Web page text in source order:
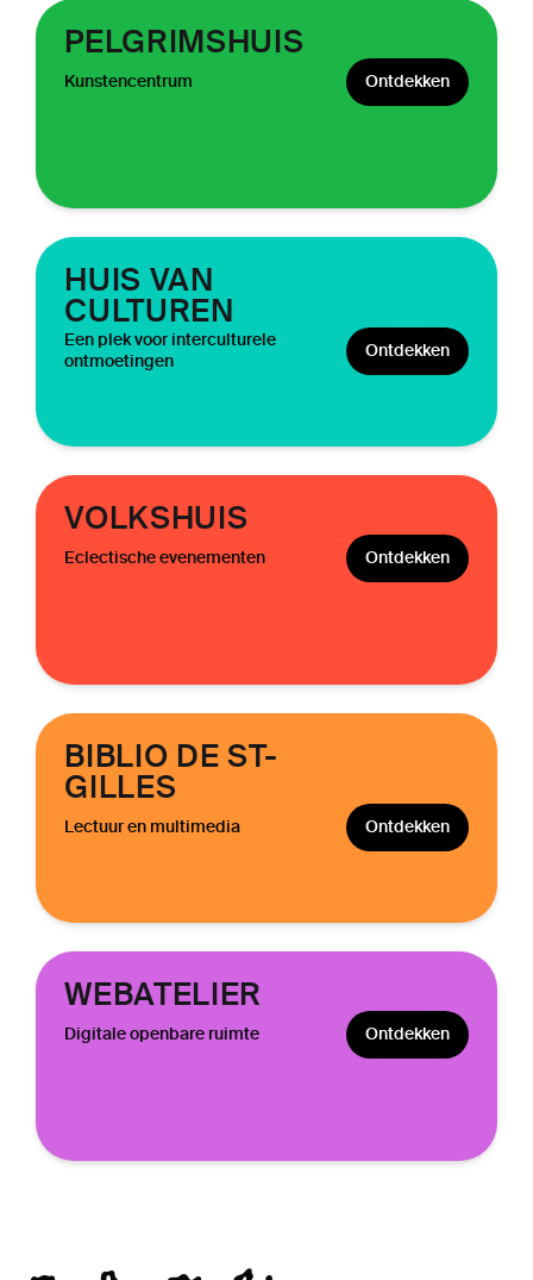
PELGRIMSHUIS
Kunstencentrum Ontdekken
HUIS VAN
CULTUREN
Een plek voor interculturele
ontmoetingen
Ontdekken
VOLKSHUIS
Eclectische evenementen Ontdekken
BIBLIO DE ST-
GILLES
Lectuur en multimedia Ontdekken
WEBATELIER
Digitale openbare ruimte Ontdekken